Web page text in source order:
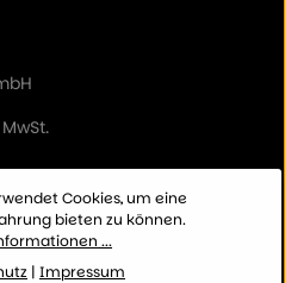
Cookies, um eine
bieten zu können.
...
| Impressum